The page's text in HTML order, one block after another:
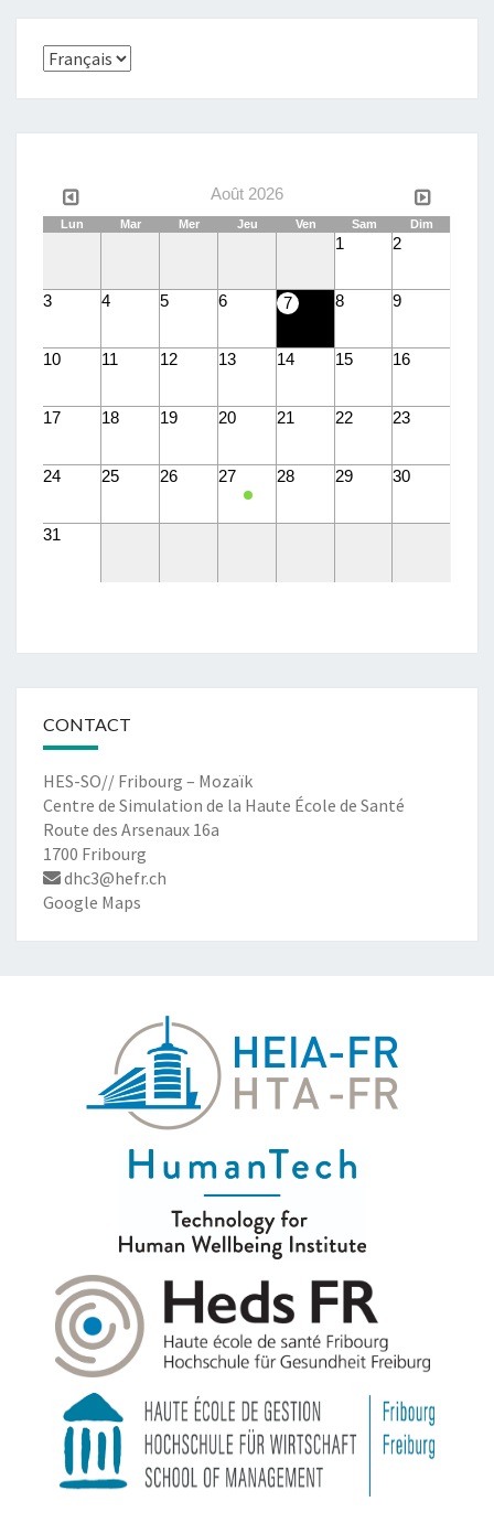
Choisir
Août 2026
Lun Mar Mer Jeu Ven Sam Dim
1 2
3 4 5 6 7 8 9
10 11 12 13 14 15 16
17 18 19 20 21 22 23
24 25 26 27 28 29 30
31
CONTACT
HES-SO// Fribourg – Mozaïk
Centre de Simulation de la Haute École de Santé
Route des Arsenaux 16a
1700 Fribourg
dhc3@hefr.ch
Google Maps